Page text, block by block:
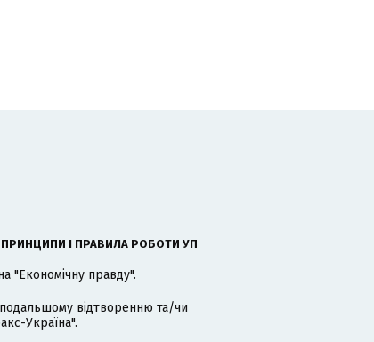
ПРИНЦИПИ І ПРАВИЛА РОБОТИ УП
"Економічну правду".
відтворенню та/чи
Україна".